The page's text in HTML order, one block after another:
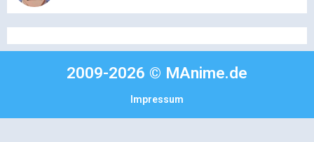
2009-2026 © MAnime.de
Impressum